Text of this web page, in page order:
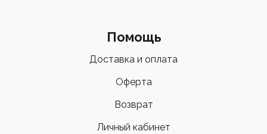
Помощь
Доставка и оплата
Оферта
Возврат
Личный кабинет